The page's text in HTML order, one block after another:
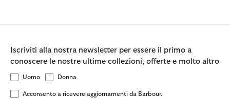
Iscriviti alla nostra newsletter per essere il primo a
conoscere le nostre ultime collezioni, offerte e molto altro
Uomo Donna
Acconsento a ricevere aggiornamenti da Barbour.